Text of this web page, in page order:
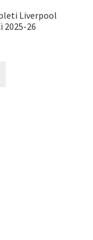
Liverpool
2025-26